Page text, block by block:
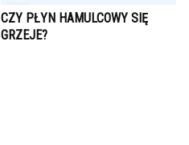
CZY PŁYN HAMULCOWY SIĘ
GRZEJE?